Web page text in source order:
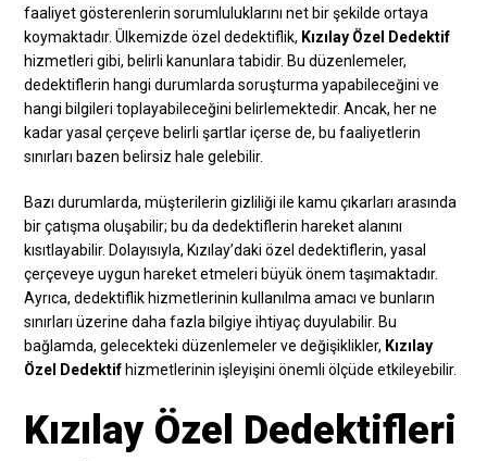
faaliyet gösterenlerin sorumluluklarını net bir şekilde ortaya
koymaktadır. Ülkemizde özel dedektiflik, Kızılay Özel Dedektif
hizmetleri gibi, belirli kanunlara tabidir. Bu düzenlemeler,
dedektiflerin hangi durumlarda soruşturma yapabileceğini ve
hangi bilgileri toplayabileceğini belirlemektedir. Ancak, her ne
kadar yasal çerçeve belirli şartlar içerse de, bu faaliyetlerin
sınırları bazen belirsiz hale gelebilir.
Bazı durumlarda, müşterilerin gizliliği ile kamu çıkarları arasında
bir çatışma oluşabilir; bu da dedektiflerin hareket alanını
kısıtlayabilir. Dolayısıyla, Kızılay’daki özel dedektiflerin, yasal
çerçeveye uygun hareket etmeleri büyük önem taşımaktadır.
Ayrıca, dedektiflik hizmetlerinin kullanılma amacı ve bunların
sınırları üzerine daha fazla bilgiye ihtiyaç duyulabilir. Bu
bağlamda, gelecekteki düzenlemeler ve değişiklikler, Kızılay
Özel Dedektif hizmetlerinin işleyişini önemli ölçüde etkileyebilir.
Kızılay Özel Dedektifleri